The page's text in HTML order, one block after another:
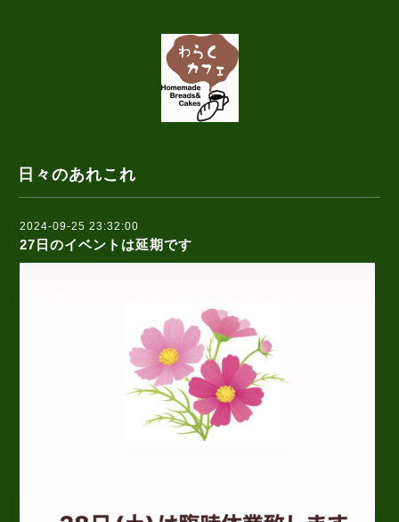
日々のあれこれ
2024-09-25 23:32:00
27日のイベントは延期です